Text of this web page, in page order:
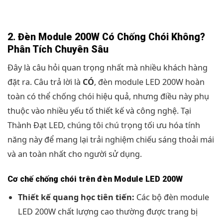
2. Đèn Module 200W Có Chống Chói Không?
Phân Tích Chuyên Sâu
Đây là câu hỏi quan trọng nhất mà nhiều khách hàng
đặt ra. Câu trả lời là CÓ, đèn module LED 200W hoàn
toàn có thể chống chói hiệu quả, nhưng điều này phụ
thuộc vào nhiều yếu tố thiết kế và công nghệ. Tại
Thành Đạt LED, chúng tôi chú trọng tối ưu hóa tính
năng này để mang lại trải nghiệm chiếu sáng thoải mái
và an toàn nhất cho người sử dụng.
Cơ chế chống chói trên đèn Module LED 200W
Thiết kế quang học tiên tiến: Các bộ đèn module
LED 200W chất lượng cao thường được trang bị